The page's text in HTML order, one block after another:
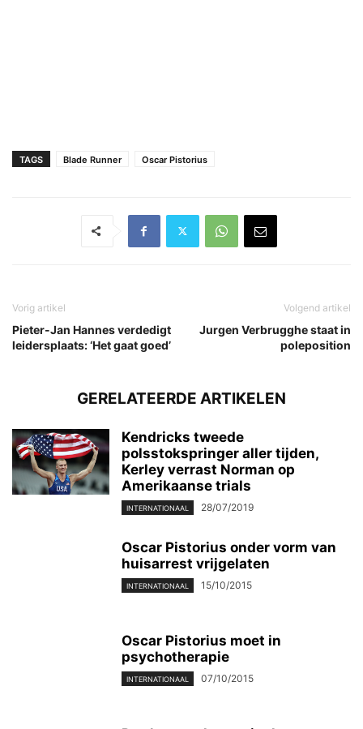
TAGS Blade Runner Oscar Pistorius
Vorig artikel
Pieter-Jan Hannes verdedigt
leidersplaats: ‘Het gaat goed’
Volgend artikel
Jurgen Verbrugghe staat in
poleposition
GERELATEERDE ARTIKELEN
Kendricks tweede
polsstokspringer aller tijden,
Kerley verrast Norman op
Amerikaanse trials
INTERNATIONAAL 28/07/2019
Oscar Pistorius onder vorm van
huisarrest vrijgelaten
INTERNATIONAAL 15/10/2015
Oscar Pistorius moet in
psychotherapie
INTERNATIONAAL 07/10/2015